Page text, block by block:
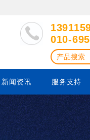
010-
新闻资讯 服务支持